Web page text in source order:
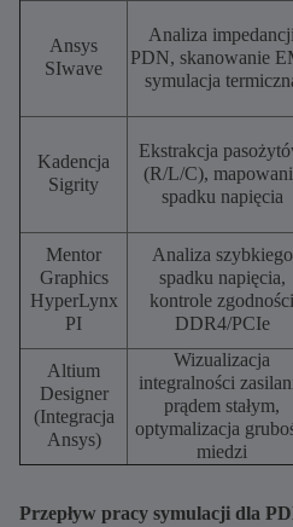
Ansys
SIwave
Analiza impedancji
PDN, skanowanie
symulacja
Kadencja
Sigrity
Ekstrakcja
(R/L/C),
spadku napięcia
Mentor
Graphics
HyperLynx
PI
Analiza szybkiego
spadku napięcia,
kontrole zgodności
DDR4/PCIe
Altium
Designer
(Integracja
Ansys)
Wizualizacja
integralności
prądem stałym,
optymalizacja
miedzi
Przepływ pracy symulacji dla